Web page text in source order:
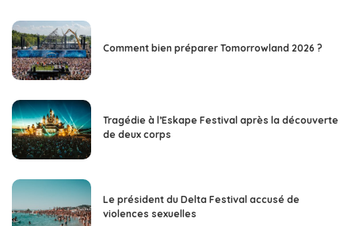
Comment bien préparer Tomorrowland 2026 ?
Tragédie à l’Eskape Festival après la découverte
de deux corps
Le président du Delta Festival accusé de
violences sexuelles